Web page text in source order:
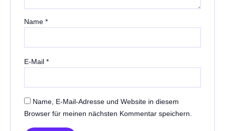
Name *
E-Mail *
Name, E-Mail-Adresse und Website in diesem
Browser für meinen nächsten Kommentar speichern.